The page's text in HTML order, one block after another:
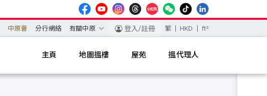
中原薈 分行網絡 有關中原 登入/註冊 繁 HKD ft²
主頁 地圖搵樓 屋苑 搵代理人